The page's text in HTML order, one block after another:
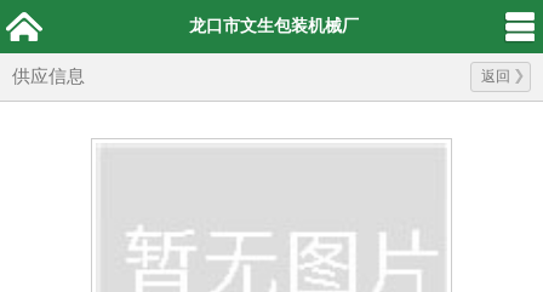
龙口市文生包装机械厂
供应信息 返回